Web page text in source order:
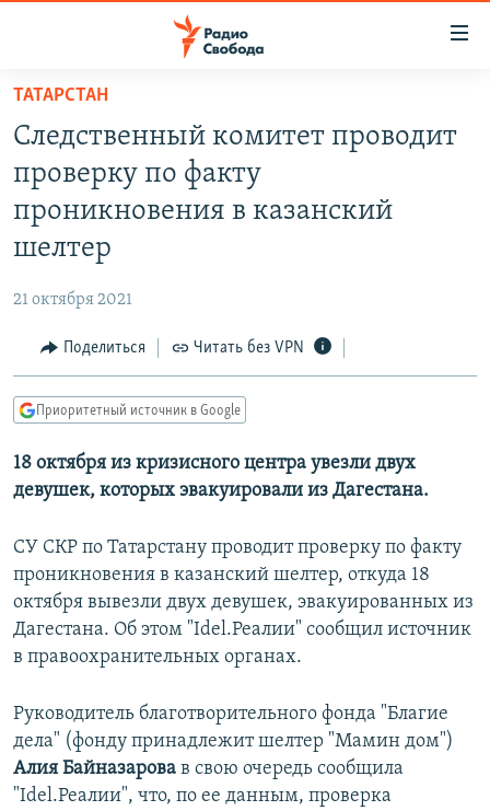
упрощенного
доступа
основному
содержанию
навигации
Вернутся
ПОДКАСТЫ
АВТОРСКИЕ ПРОЕКТЫ
КУЛЬТУРА
IDEL.РЕАЛИИ
КАВКАЗ.РЕАЛИИ
СИБИРЬ.РЕАЛИИ
ПОДПИШИТЕСЬ НА РАССЫЛКУ
СОЦИАЛЬНЫЕ СЕТИ
Все сайты РСЕ/РС
ТАТАРСТАН
Следственный комитет проводит
проверку по факту
проникновения в казанский
шелтер
21 октября 2021
Поделиться Читать без VPN
Приоритетный источник в Google
18 октября из кризисного центра увезли двух
девушек, которых эвакуировали из Дагестана.
СУ СКР по Татарстану проводит проверку по факту
проникновения в казанский шелтер, откуда 18
октября вывезли двух девушек, эвакуированных из
Дагестана. Об этом "Idel.Реалии" сообщил источник
в правоохранительных органах.
Руководитель благотворительного фонда "Благие
дела" (фонду принадлежит шелтер "Мамин дом")
Алия Байназарова в свою очередь сообщила
"Idel.Реалии", что, по ее данным, проверка